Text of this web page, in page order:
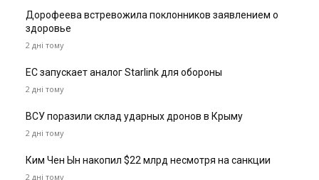
Дорофеева встревожила поклонников заявлением о
здоровье
2 дні тому
ЕС запускает аналог Starlink для обороны
2 дні тому
ВСУ поразили склад ударных дронов в Крыму
2 дні тому
Ким Чен Ын накопил $22 млрд несмотря на санкции
2 дні тому